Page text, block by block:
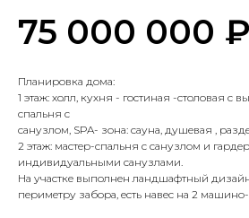
75 000 000 ₽
Планировка дома:
1 этаж: холл, кухня - гостиная -столовая с
спальня с
санузлом, SPA- зона: сауна, душевая ,
2 этаж: мастер-спальня с санузлом и
индивидуальными санузлами.
На участке выполнен ландшафтный
периметру забора, есть навес на 2 машино-